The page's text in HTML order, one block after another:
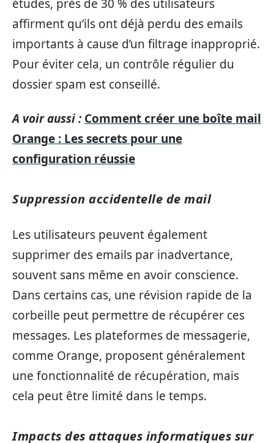
études, près de 30 % des utilisateurs
affirment qu’ils ont déjà perdu des emails
importants à cause d’un filtrage inapproprié.
Pour éviter cela, un contrôle régulier du
dossier spam est conseillé.
A voir aussi : Comment créer une boîte mail
Orange : Les secrets pour une
configuration réussie
Suppression accidentelle de mail
Les utilisateurs peuvent également
supprimer des emails par inadvertance,
souvent sans même en avoir conscience.
Dans certains cas, une révision rapide de la
corbeille peut permettre de récupérer ces
messages. Les plateformes de messagerie,
comme Orange, proposent généralement
une fonctionnalité de récupération, mais
cela peut être limité dans le temps.
Impacts des attaques informatiques sur